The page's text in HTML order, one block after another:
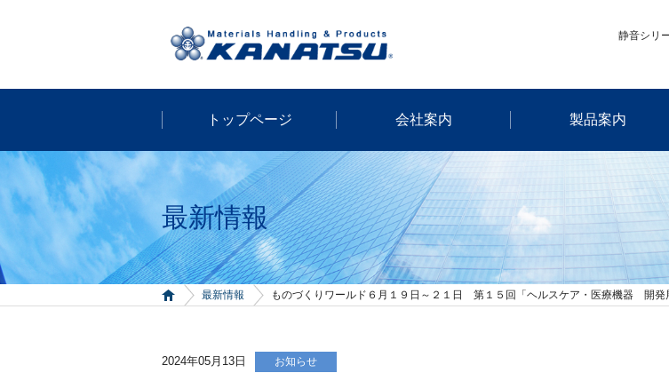
静音シリ
トップページ 会社案内 製品案内
最新情報
最新情報 ものづくりワールド６月１９日～２１日 第１５回「ヘルスケア・医療機器 開発
2024年05月13日 お知らせ